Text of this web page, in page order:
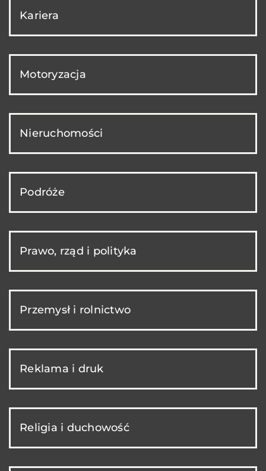
Kariera
Motoryzacja
Nieruchomości
Podróże
Prawo, rząd i polityka
Przemysł i rolnictwo
Reklama i druk
Religia i duchowość